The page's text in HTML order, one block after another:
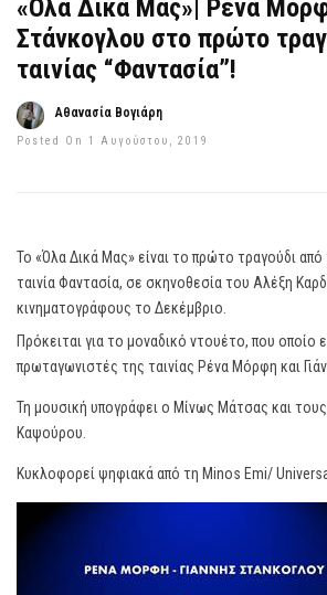
«Όλα Δικά Μας»| Ρένα
Στάνκογλου στο πρώτο
ταινίας “Φαντασία”!
Αθανασία Βογιάρη
Posted On 1 Αυγούστου, 2019
Το «Όλα Δικά Μας» είναι το πρώτο τραγούδι από
ταινία Φαντασία, σε σκηνοθεσία του Αλέξη
κινηματογράφους το Δεκέμβριο.
Πρόκειται για το μοναδικό ντουέτο, που οποίο
πρωταγωνιστές της ταινίας Ρένα Μόρφη και
Τη μουσική υπογράφει ο Μίνως Μάτσας και
Καψούρου.
Κυκλοφορεί ψηφιακά από τη Minos Emi/